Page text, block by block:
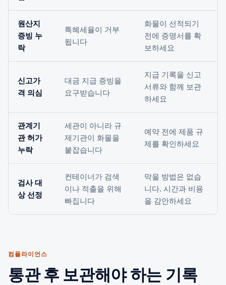
원산지
증빙 누
락
특혜세율이 거부
됩니다
화물이 선적되기
전에 증명서를 확
보하세요
신고가
격 의심
대금 지급 증빙을
요구받습니다
지급 기록을 신고
서류와 함께 보관
하세요
관계기
관 허가
누락
세관이 아니라 규
제기관이 화물을
붙잡습니다
예약 전에 제품 규
제를 확인하세요
검사 대
상 선정
컨테이너가 검색
이나 적출을 위해
빠집니다
막을 방법은 없습
니다. 시간과 비용
을 감안하세요
컴플라이언스
통관 후 보관해야 하는 기록